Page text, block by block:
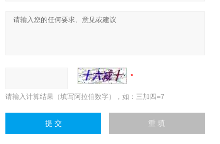
请输入计算结果（填写阿拉伯数字），如：三加四=7